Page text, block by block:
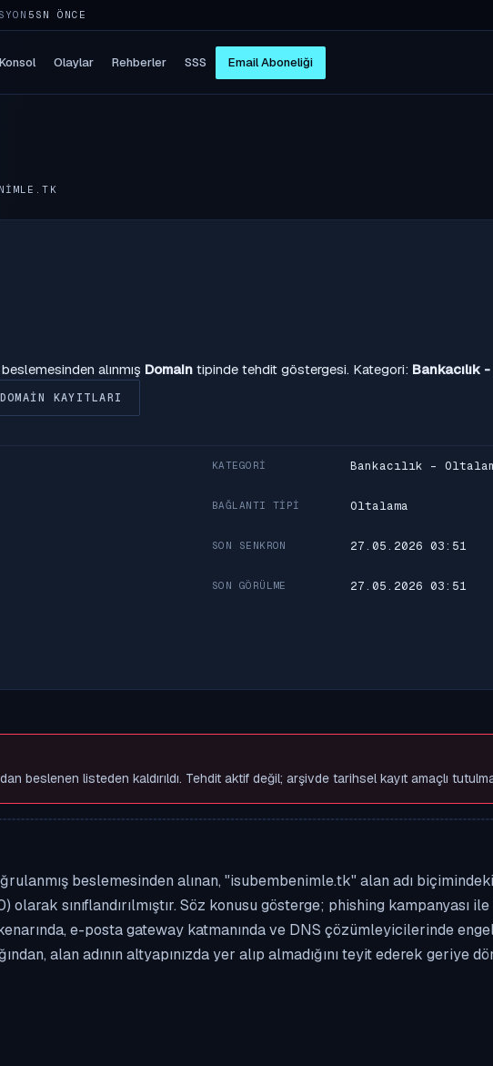
5SN ÖNCE
Konsol Olaylar Rehberler SSS Email Aboneliği
alınmış Domain tipinde tehdit göstergesi. Kategori: Bankacılık
KAYITLARI
KATEGORI Bankacılık -
BAĞLANTI TIPI Oltalama
SON SENKRON 27.05.2026 03:51
SON GÖRÜLME 27.05.2026 03:51
beslenen listeden kaldırıldı. Tehdit aktif değil; arşivde tarihsel kayıt amaçlı
beslemesinden alınan, "isubembenimle.tk" alan adı
sınıflandırılmıştır. Söz konusu gösterge; phishing kampanyası
e-posta gateway katmanında ve DNS çözümleyicilerinde
alan adının altyapınızda yer alıp almadığını teyit ederek geriye